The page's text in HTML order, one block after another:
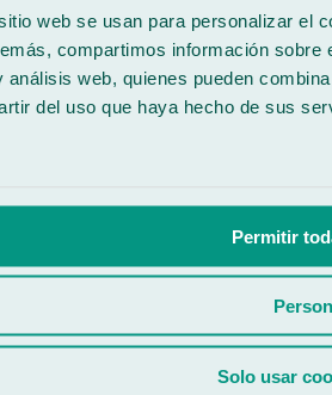
web se usan para personalizar el
compartimos información
web, quienes pueden
del uso que haya hecho de sus
Permitir
Solo usar